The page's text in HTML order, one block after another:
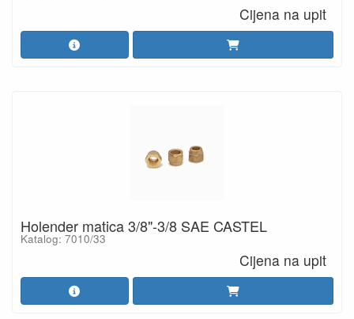
Cijena na upit
Holender matica 3/8"-3/8 SAE CASTEL
Katalog: 7010/33
Cijena na upit